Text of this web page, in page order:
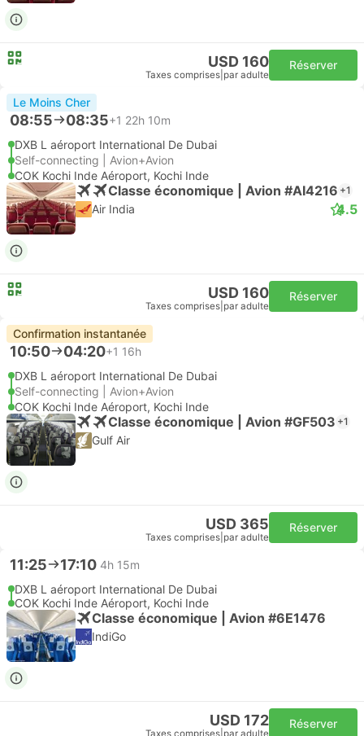
USD 160
Taxes comprises par adulte
Réserver
Le Moins Cher
08:55 08:35+1 22h 10m
DXB L aéroport International De Dubai
Self-connecting | Avion+Avion
COK Kochi Inde Aéroport, Kochi Inde
Classe économique | Avion #AI4216 +1
Air India 4.5
USD 160
Taxes comprises par adulte
Réserver
Confirmation instantanée
10:50 04:20+1 16h
DXB L aéroport International De Dubai
Self-connecting | Avion+Avion
COK Kochi Inde Aéroport, Kochi Inde
Classe économique | Avion #GF503 +1
Gulf Air
USD 365
Taxes comprises par adulte
Réserver
11:25 17:10 4h 15m
DXB L aéroport International De Dubai
COK Kochi Inde Aéroport, Kochi Inde
Classe économique | Avion #6E1476
IndiGo
USD 172
Taxes comprises par adulte
Réserver